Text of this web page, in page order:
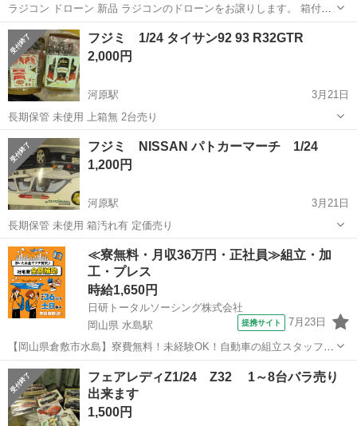
ラジコン ドローン 新品 ラジコンのドローンをお譲りします。 箱付き
の未使用品です。 ※箱に書いてある通り、カメラ機能は付いていませ
ん。 興味がある方はお気軽にメッセージください。 受け渡し場所や時
間は相談可能です。 ...
鳥取 米子市 模型、プラモデル
フジミ 1/24 タイサン92 93 R32GTR
2,000円
河原駅
3月21日
長期保管 未使用 上箱無 2台売り
鳥取 鳥取市 模型、プラモデル
フジミ NISSAN パトカーマーチ 1/24
1,200円
河原駅
3月21日
長期保管 未使用 箱汚れ有 定価売り
鳥取 鳥取市 河原駅 模型、プラモデル パトカー
≪寮無料・月収36万円・正社員≫組立・加
工・プレス
時給1,650円
日研トータルソーシング株式会社
岡山県 水島駅
提携サイト 7月23日
【岡山県倉敷市水島】寮費無料！未経験OK！自動車の組立スタッフ
《お仕事No.NS0089》 お仕事について 車の組立作業です。専用レール
に乗って流れてくる車の骨組みに、車内外の各部品・ハンドル・足回
り・ドア・シートなどの各...
岡山 倉敷市
フェアレディZ1/24 Z32 1～8台バラ売り
出来ます
1,500円